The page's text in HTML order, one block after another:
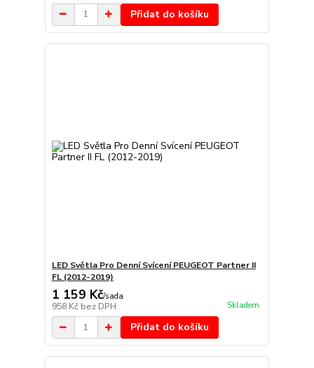
Přidat do košíku
LED Světla Pro Denní Svícení PEUGEOT Partner II
FL (2012-2019)
1 159 Kč/sada
958 Kč bez DPH Skladem
Přidat do košíku